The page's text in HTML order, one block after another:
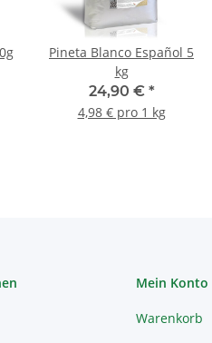
Pineta Blanco Español 5
kg
24,90 € *
4,98 € pro 1 kg
Mein Konto
Warenkorb